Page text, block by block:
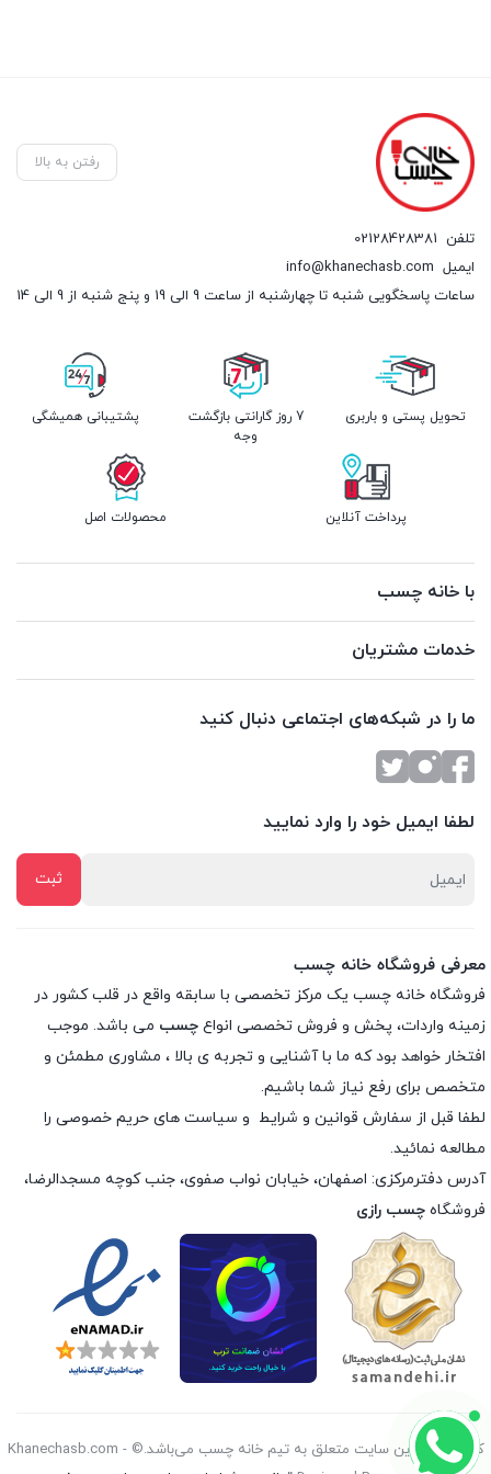
رفتن به بالا
تلفن 02128428381
ایمیل info@khanechasb.com
ساعات پاسخگویی شنبه تا چهارشنبه از ساعت 9 الی 19 و پنج شنبه از 9 الی 14
تحویل پستی و باربری
7 روز گارانتی بازگشت
وجه
پشتیبانی همیشگی
پرداخت آنلاین محصولات اصل
با خانه چسب
خدمات مشتریان
ما را در شبکه‌های اجتماعی دنبال کنید
لطفا ایمیل خود را وارد نمایید
معرفی فروشگاه خانه چسب
فروشگاه خانه چسب یک مرکز تخصصی با سابقه واقع در قلب کشور در
زمینه واردات، پخش و فروش تخصصی انواع چسب می باشد. موجب
افتخار خواهد بود که ما با آشنایی و تجربه ی بالا ، مشاوری مطمئن و
متخصص برای رفع نیاز شما باشیم.
لطفا قبل از سفارش قوانین و شرایط و سیاست های حریم خصوصی را
مطالعه نمائید.
آدرس دفترمرکزی: اصفهان، خیابان نواب صفوی، جنب کوچه مسجدالرضا،
فروشگاه چسب رازی
کليه حقوق اين سايت متعلق به تیم خانه چسب می‌باشد.© Khanechasb.com -